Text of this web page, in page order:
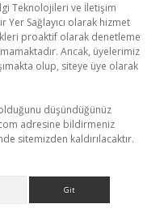
Teknolojileri ve İletişim
Yer Sağlayıcı olarak hizmet
proaktif olarak denetleme
Ancak, üyelerimiz
olup, siteye üye olarak
düşündüğünüz
adresine bildirmeniz
sitemizden kaldırılacaktır.